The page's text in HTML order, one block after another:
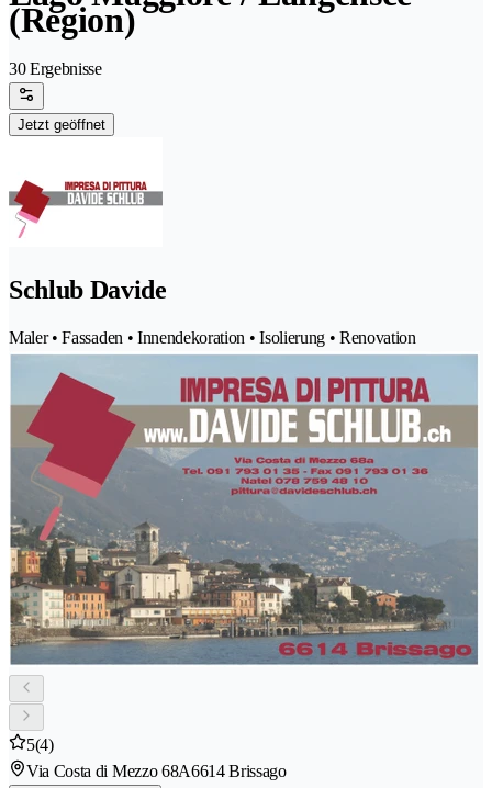
(Region)
30 Ergebnisse
Jetzt geöffnet
Schlub Davide
Maler • Fassaden • Innendekoration • Isolierung • Renovation
5(4)
Via Costa di Mezzo 68A6614 Brissago